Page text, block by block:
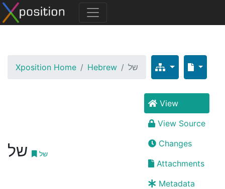
Xposition Home Hebrew של
של של
View
View Source
Changes
Attachments
Metadata